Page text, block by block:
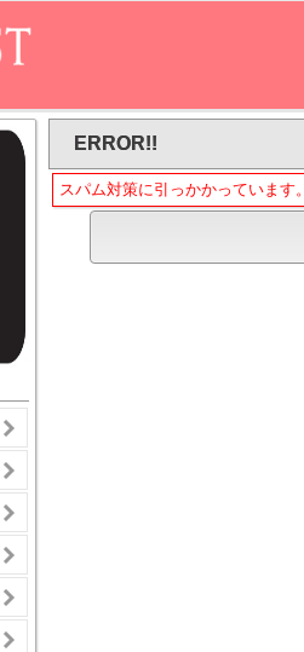
ERROR!!
スパム対策に引っかかっています。